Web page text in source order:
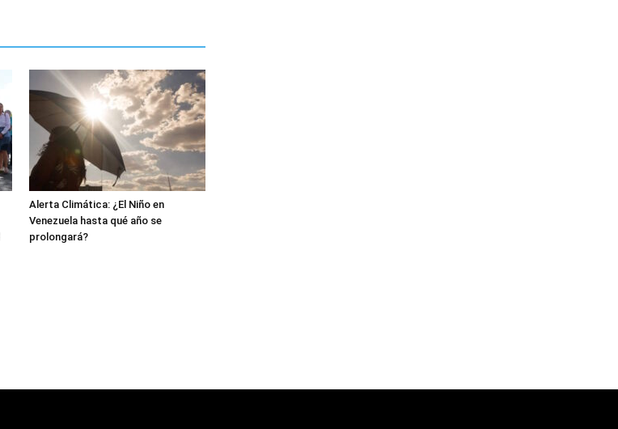
Alerta Climática: ¿El Niño en
Venezuela hasta qué año se
prolongará?